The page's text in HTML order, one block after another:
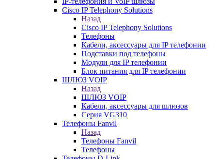
Cisco IP Telephony Solutions
Назад
Cisco IP Telephony Solutions
Телефоны
Кабели, аксессуары для IP телефонии
Подставки под телефоны
Модули для IP телефонии
Блок питания для IP телефонии
ШЛЮЗ VOIP
Назад
ШЛЮЗ VOIP
Кабели, аксессуары для шлюзов
Серия VG310
Телефоны Fanvil
Назад
Телефоны Fanvil
Телефоны